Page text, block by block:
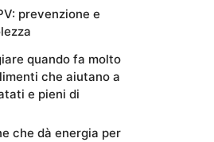
prevenzione e
quando fa molto
che aiutano a
e pieni di
che dà energia per